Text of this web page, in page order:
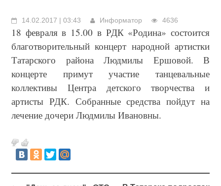
14.02.2017 | 03:43 Информатор 4636
18 февраля в 15.00 в РДК «Родина» состоится
благотворительный концерт народной артистки
Татарского района Людмилы Ершовой. В
концерте примут участие танцевальные
коллективы Центра детского творчества и
артисты РДК. Собранные средства пойдут на
лечение дочери Людмилы Ивановны.